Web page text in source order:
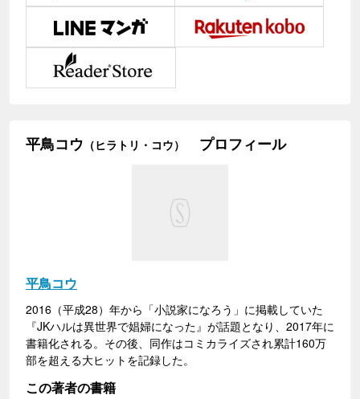
平鳥コウ （ヒラトリ・コウ） プロフィール
平鳥コウ
2016（平成28）年から「小説家になろう」に掲載していた
『JKハルは異世界で娼婦になった』が話題となり、2017年に
書籍化される。その後、同作はコミカライズされ累計160万
部を超える大ヒットを記録した。
この著者の書籍